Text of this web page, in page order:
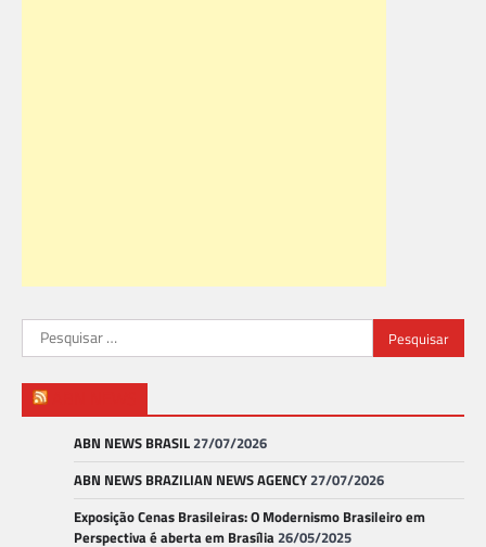
Pesquisar
por:
ABN NEWS BRASIL27/07/2026
ABN NEWS BRAZILIAN NEWS AGENCY27/07/2026
Exposição Cenas Brasileiras: O Modernismo Brasileiro em
Perspectiva é aberta em Brasília26/05/2025